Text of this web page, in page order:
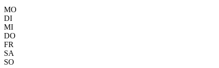
MO
DI
MI
DO
FR
SA
SO